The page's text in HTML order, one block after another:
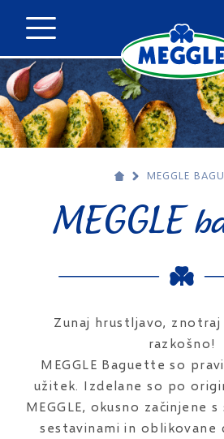
MEGGLE
MEGGLE
Zunaj hrustljavo, znotraj
razkošno!
MEGGLE Baguette so
užitek. Izdelane so po
MEGGLE, okusno začinjene
sestavinami in oblikovane